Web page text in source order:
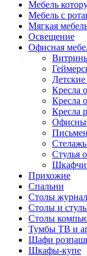
Мебель
Мебель с
Мягкая
Освещение
Офисная
Детские
Кресла
Кресла
Кресла
Стулья
Прихожие
Спальни
Столы
Столы и
Столы
Тумбы ТВ и
Шафи
Шкафы-купе